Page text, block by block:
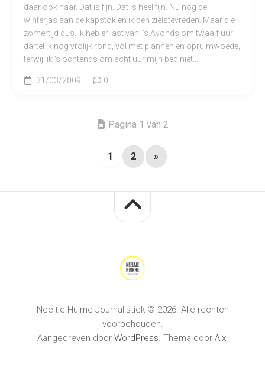
daar ook naar. Dat is fijn. Dat is heel fijn. Nu nog de
winterjas aan de kapstok en ik ben zielstevreden. Maar die
zomertijd dus. Ik heb er last van. ’s Avonds om twaalf uur
dartel ik nog vrolijk rond, vol met plannen en opruimwoede,
terwijl ik ’s ochtends om acht uur mijn bed niet...
31/03/2009 0
Pagina 1 van 2
1 2 »
Neeltje Huirne Journalistiek © 2026. Alle rechten
voorbehouden.
Aangedreven door WordPress. Thema door Alx.